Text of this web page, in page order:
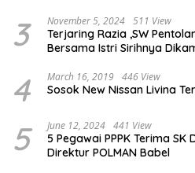
3 November 5, 2024 511 View
Terjaring Razia ,SW
Bersama Istri Sirihnya
4 March 16, 2019 446 View
Sosok New Nissan Livina
5 June 12, 2024 441 View
5 Pegawai PPPK Terima
Direktur POLMAN Babel